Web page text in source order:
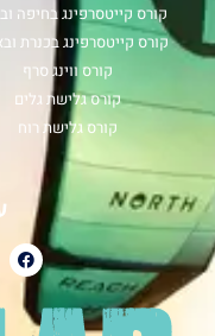
קורס קייטסרפינג בחיפה
קורס קייטסרפינג בכנרת
קורס ווינג סרף
קורס גלישת גלים
קורס גלישת רוח